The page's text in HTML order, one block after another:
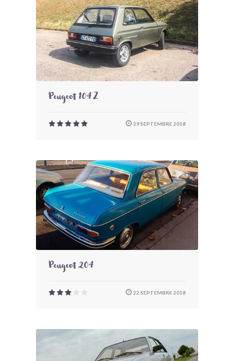
Peugeot 104 Z
29 SEPTEMBRE 2018
Peugeot 204
22 SEPTEMBRE 2018